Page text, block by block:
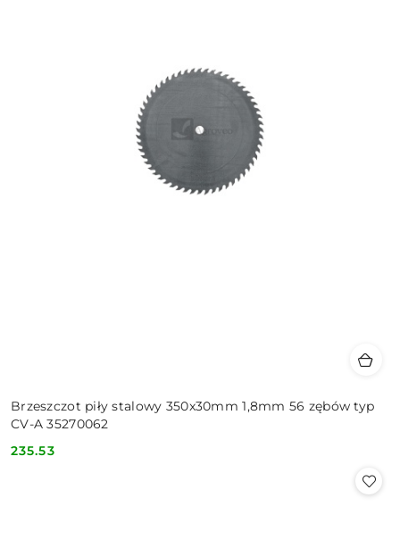
Brzeszczot piły stalowy 350x30mm 1,8mm 56 zębów typ
CV-A 35270062
Cena:
235.53